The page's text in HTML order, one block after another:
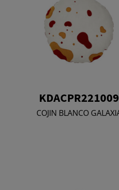
KDACPR221009
COJIN BLANCO